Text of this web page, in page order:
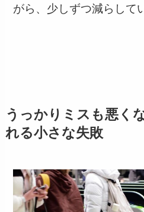
がら、少しずつ減らして
うっかりミスも悪く
れる小さな失敗